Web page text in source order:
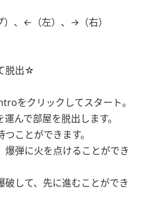
）、←（左）、→（右）
脱出☆
をクリックしてスタート。
んで部屋を脱出します。
ことができます。
爆弾に火を点けることができ
破して、先に進むことができ